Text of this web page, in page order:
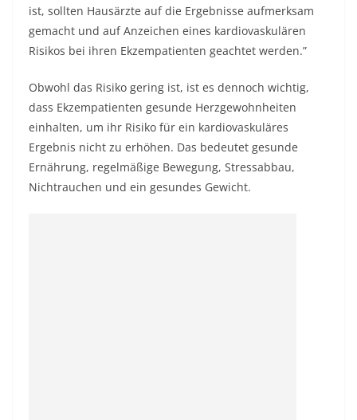
ist, sollten Hausärzte auf die Ergebnisse aufmerksam
gemacht und auf Anzeichen eines kardiovaskulären
Risikos bei ihren Ekzempatienten geachtet werden.”
Obwohl das Risiko gering ist, ist es dennoch wichtig,
dass Ekzempatienten gesunde Herzgewohnheiten
einhalten, um ihr Risiko für ein kardiovaskuläres
Ergebnis nicht zu erhöhen. Das bedeutet gesunde
Ernährung, regelmäßige Bewegung, Stressabbau,
Nichtrauchen und ein gesundes Gewicht.